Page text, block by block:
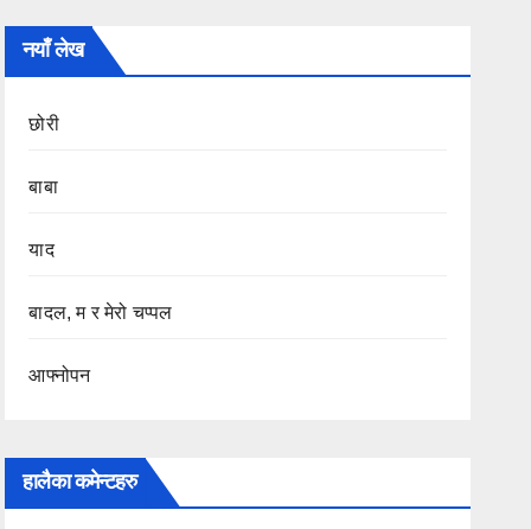
नयाँ लेख
छोरी
बाबा
याद
बादल, म र मेरो चप्पल
आफ्नोपन
हालैका कमेन्टहरु